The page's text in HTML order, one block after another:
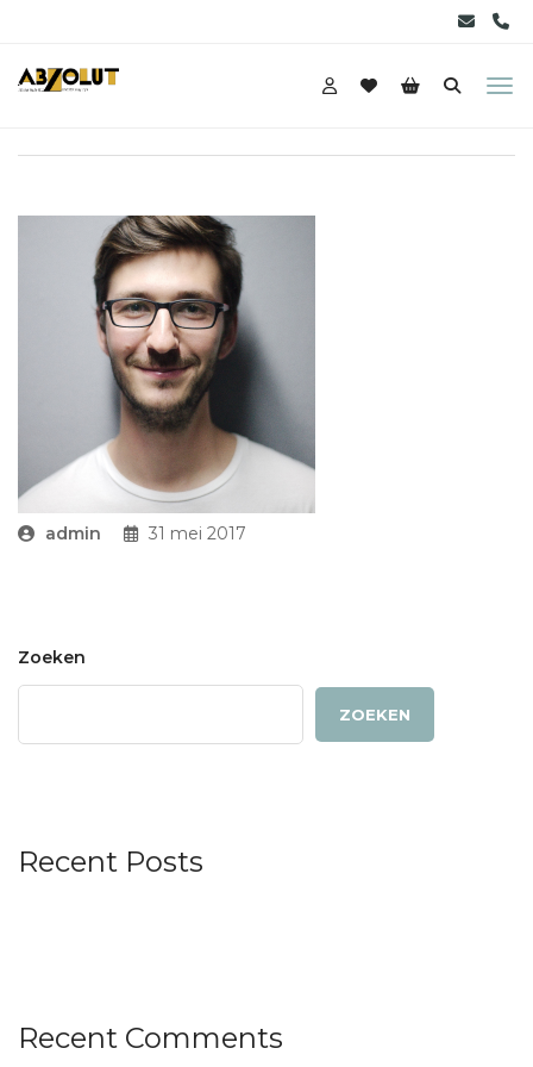
admin 31 mei 2017
Zoeken
ZOEKEN
Recent Posts
Recent Comments